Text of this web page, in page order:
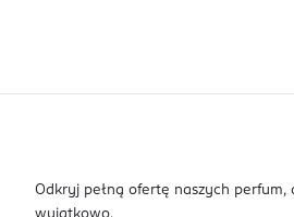
Odkryj pełną ofertę naszych